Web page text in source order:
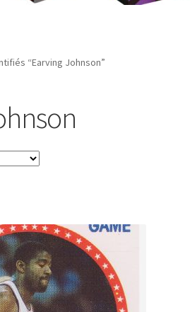
“Earving Johnson”